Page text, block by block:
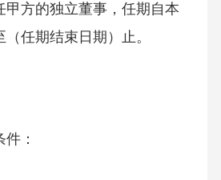
甲方的独立董事，任期自本
任期结束日期）止。
：